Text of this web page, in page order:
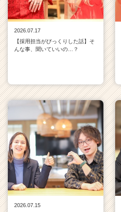
2026.07.17
【採用担当がびっくりした話】そ
んな事、聞いていいの…？
2026.07.15